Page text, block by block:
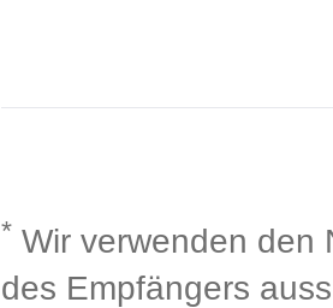
* Wir verwenden den
des Empfängers